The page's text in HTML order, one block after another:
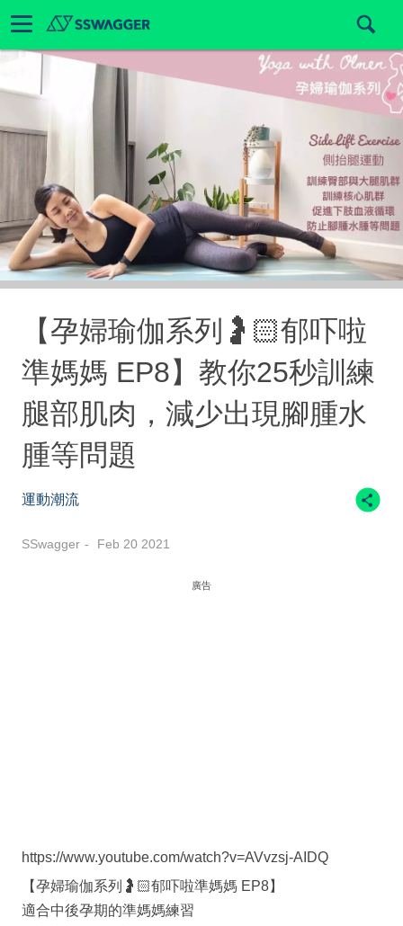
【孕婦瑜伽系列🤰🏻郁吓啦
準媽媽 EP8】教你25秒訓練
腿部肌肉，減少出現腳腫水
腫等問題
運動潮流
SSwagger Feb 20 2021
廣告
https://www.youtube.com/watch?v=AVvzsj-AIDQ
【孕婦瑜伽系列🤰🏻郁吓啦準媽媽 EP8】
適合中後孕期的準媽媽練習